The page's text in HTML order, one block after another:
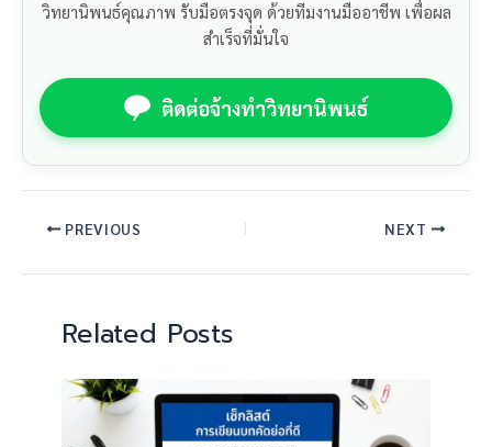
วิทยานิพนธ์คุณภาพ รับมือตรงจุด ด้วยทีมงานมืออาชีพ เพื่อผล
สำเร็จที่มั่นใจ
ติดต่อจ้างทำวิทยานิพนธ์
PREVIOUS NEXT
Related Posts